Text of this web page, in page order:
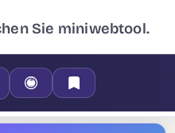
Sie miniwebtool.